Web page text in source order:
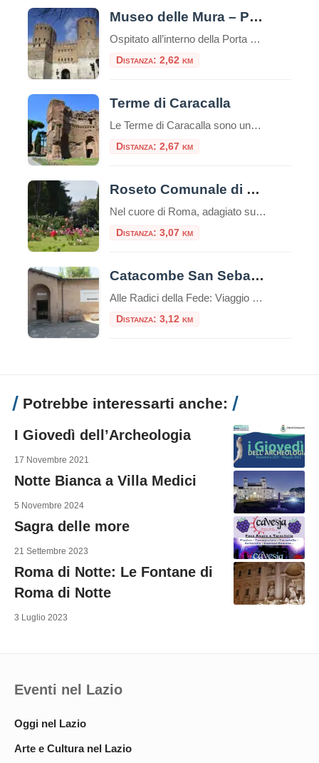
Museo delle Mura – Porta San Sebastiano
Ospitato all’interno della Porta San Sebastiano delle mura Aureliane, il Museo delle Mura è stato realizzato nel 1990 ed offre ai visitatori un itinerario didattico che ripercorre la storia delle fortificazioni della città, dall’età regia e re
Distanza: 2,62 km
Terme di Caracalla
Le Terme di Caracalla sono uno dei siti archeologici più importanti e impressionanti di Roma, Italia.Queste terme furono costruite durante il regno dell’imperatore romano Caracalla, il cui nome è associato al loro nome.La costruzione delle Terme di Caracalla iniziò nel 212 d.C. e fu completata nel 216 d.C. durante i regni degli imperatori Settimio Severo […]
Distanza: 2,67 km
Roseto Comunale di Roma
Nel cuore di Roma, adagiato sulle dolci pendici del colle Aventino, si nasconde un gioiello di rara bellezza: il Roseto Comunale. Lontano dal trambusto del centro, questo incantevole giardino offre una vista mozzafiato che spazia dal Circo Massimo ai resti del Palatino, regalando un’esperienza sensoriale unica tra i profumi e i colori di oltre mille […]
Distanza: 3,07 km
Catacombe San Sebastiano
Alle Radici della Fede: Viaggio nelle Catacombe di San Sebastiano sull’Appia Antica Immerse nel verde suggestivo della Via Appia Antica, le Catacombe di San Sebastiano rappresentano una delle testimonianze più affascinanti e stratificate della Roma cristiana e pagana. Questo luogo non è solo un cimitero sotterraneo, ma uno scrigno di storia che custodisce la memoria […]
Distanza: 3,12 km
Potrebbe interessarti anche:
I Giovedì dell’Archeologia
17 Novembre 2021
Notte Bianca a Villa Medici
5 Novembre 2024
Sagra delle more
21 Settembre 2023
Roma di Notte: Le Fontane di
Roma di Notte
3 Luglio 2023
Eventi nel Lazio
Oggi nel Lazio
Arte e Cultura nel Lazio